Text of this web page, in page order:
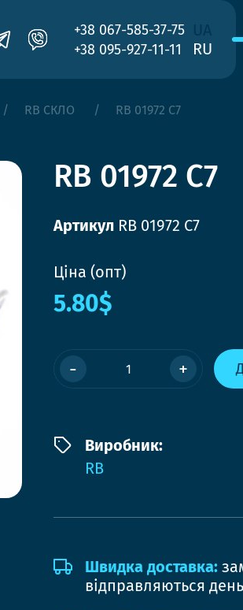
+38 067-585-37-75
+38 095-927-11-11
RU
RB СКЛО RB 01972 С7
RB 01972 С7
Артикул RB 01972 С7
Ціна (опт)
5.80$
- +
Виробник:
RB
Швидка доставка:
відправляються